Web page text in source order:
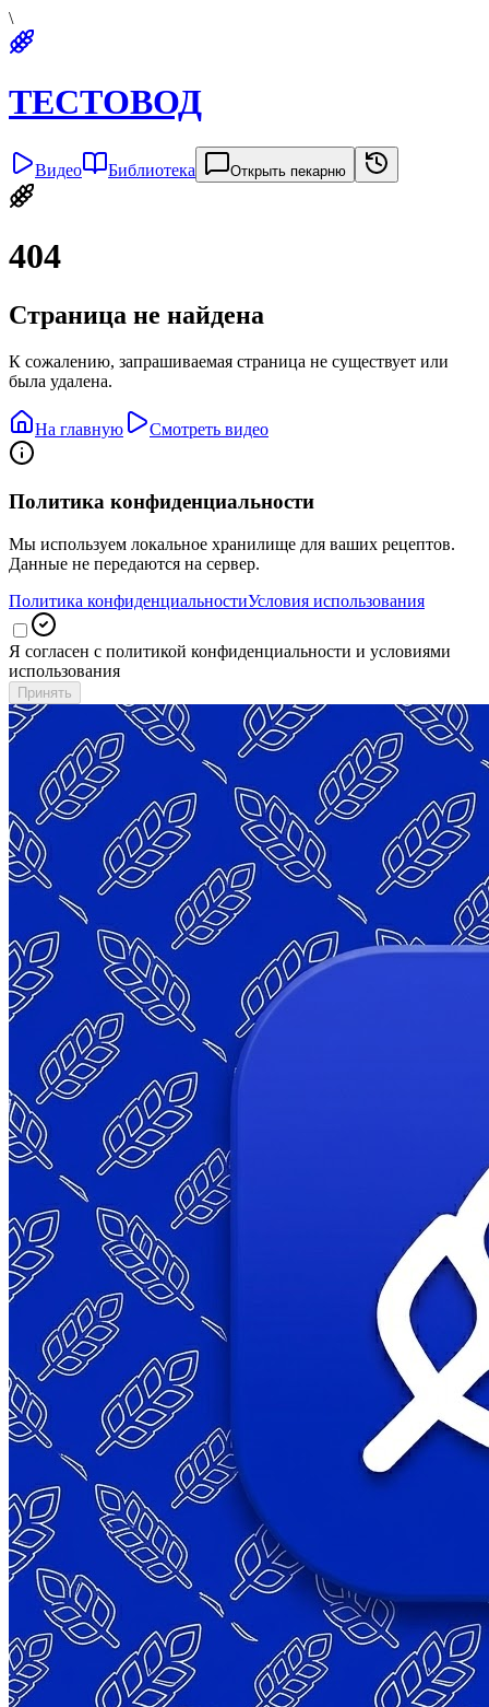
\
ТЕСТОВОД
Видео Библиотека Открыть пекарню
404
Страница не найдена
К сожалению, запрашиваемая страница не существует или
была удалена.
На главную Смотреть видео
Политика конфиденциальности
Мы используем локальное хранилище для ваших рецептов.
Данные не передаются на сервер.
Политика конфиденциальностиУсловия использования
Я согласен с политикой конфиденциальности и условиями
использования
Принять